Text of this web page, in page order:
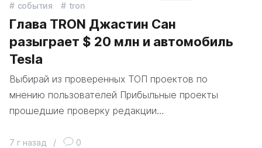
события tron
Глава TRON Джастин Сан
разыграет $ 20 млн и автомобиль
Tesla
Выбирай из проверенных ТОП проектов по
мнению пользователей Прибыльные проекты
прошедшие проверку редакции…
7 г назад / 0